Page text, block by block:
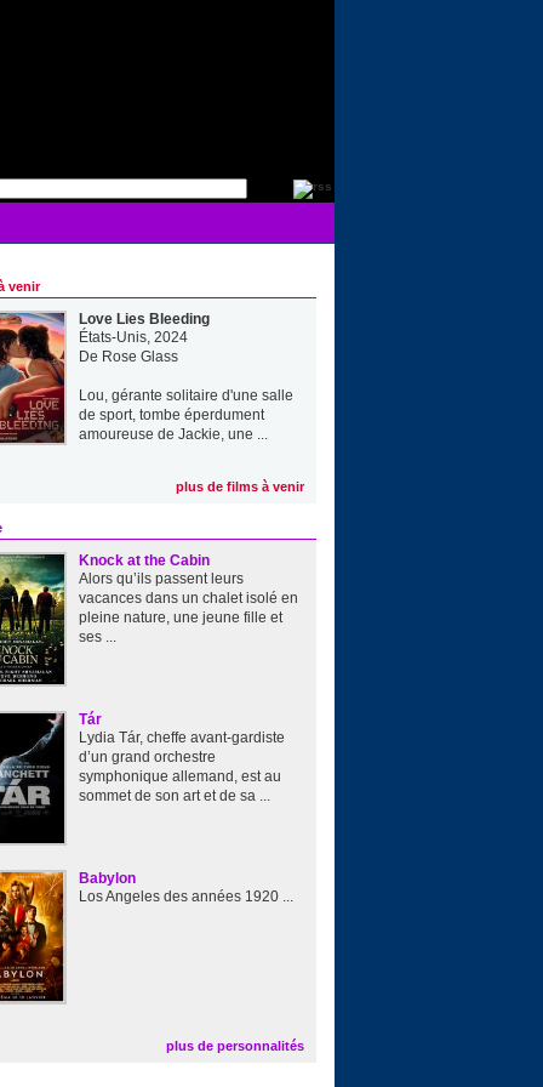
venir
Love Lies Bleeding
États-Unis, 2024
De Rose Glass
Lou, gérante solitaire d'une salle
de sport, tombe éperdument
amoureuse de Jackie, une ...
plus de films à venir
Knock at the Cabin
Alors qu’ils passent leurs
vacances dans un chalet isolé en
pleine nature, une jeune fille et
ses ...
Tár
Lydia Tár, cheffe avant-gardiste
d’un grand orchestre
symphonique allemand, est au
sommet de son art et de sa ...
Babylon
Los Angeles des années 1920 ...
plus de personnalités